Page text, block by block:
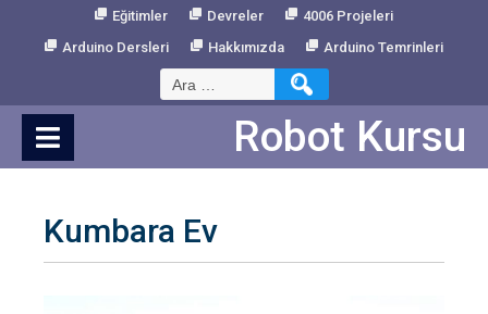
Eğitimler Devreler
4006 Projeleri
Arduino Dersleri
Hakkımızda Arduino Temrinleri
Arama:
Robot Kursu
Kumbara Ev